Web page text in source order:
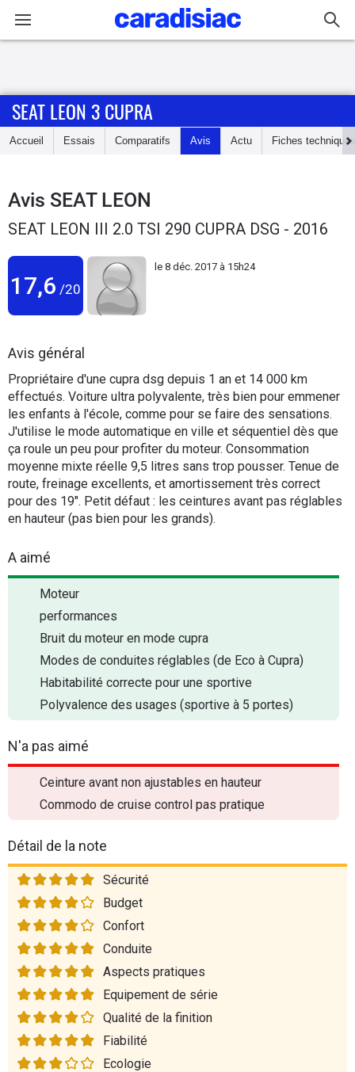
Accueil
Essais
Guide
Electriques
Flottes
Auto
Services
Forum
Moto
Marques
SEAT LEON 3 CUPRA
Accueil Essais Comparatifs Avis Actu Fiches techniques
Avis SEAT LEON
SEAT LEON III 2.0 TSI 290 CUPRA DSG - 2016
17,6 /20
le 8 déc. 2017 à 15h24
Avis général
Propriétaire d'une cupra dsg depuis 1 an et 14 000 km
effectués. Voiture ultra polyvalente, très bien pour emmener
les enfants à l'école, comme pour se faire des sensations.
J'utilise le mode automatique en ville et séquentiel dès que
ça roule un peu pour profiter du moteur. Consommation
moyenne mixte réelle 9,5 litres sans trop pousser. Tenue de
route, freinage excellents, et amortissement très correct
pour des 19". Petit défaut : les ceintures avant pas réglables
en hauteur (pas bien pour les grands).
A aimé
Moteur
performances
Bruit du moteur en mode cupra
Modes de conduites réglables (de Eco à Cupra)
Habitabilité correcte pour une sportive
Polyvalence des usages (sportive à 5 portes)
N'a pas aimé
Ceinture avant non ajustables en hauteur
Commodo de cruise control pas pratique
Détail de la note
Sécurité
Budget
Confort
Conduite
Aspects pratiques
Equipement de série
Qualité de la finition
Fiabilité
Ecologie